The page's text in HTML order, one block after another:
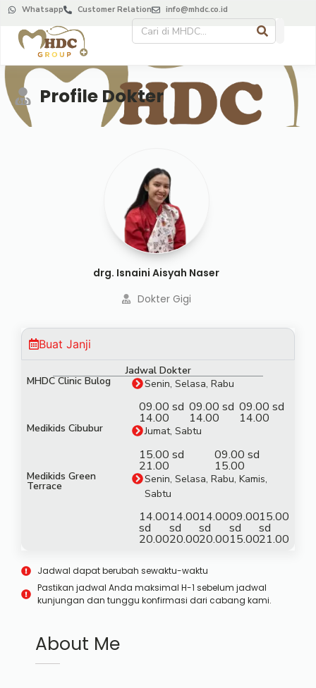
Whatsapp Customer Relation info@mhdc.co.id
Profile Dokter
drg. Isnaini Aisyah Naser
Dokter Gigi
Buat Janji
Jadwal Dokter
MHDC Clinic Bulog Senin, Selasa, Rabu
09.00 sd
14.00
09.00 sd
14.00
09.00 sd
14.00
Medikids Cibubur Jumat, Sabtu
15.00 sd
21.00
09.00 sd
15.00
Medikids Green
Terrace
Senin, Selasa, Rabu, Kamis,
Sabtu
14.00
sd
20.00
14.00
sd
20.00
14.00
sd
20.00
09.00
sd
15.00
15.00
sd
21.00
Jadwal dapat berubah sewaktu-waktu
Pastikan jadwal Anda maksimal H-1 sebelum jadwal
kunjungan dan tunggu konfirmasi dari cabang kami.
About Me